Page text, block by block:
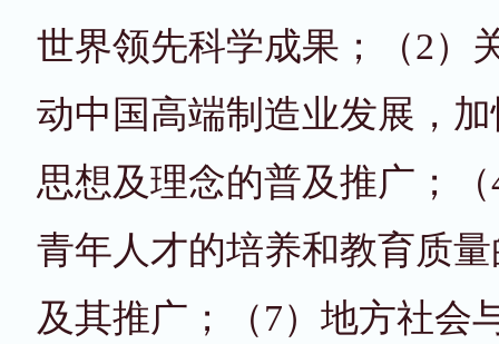
世界领先科学成果；（2）
动中国高端制造业发展，
思想及理念的普及推广；
青年人才的培养和教育质
及其推广；（7）地方社会